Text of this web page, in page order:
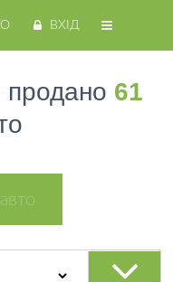
ВХІД
61